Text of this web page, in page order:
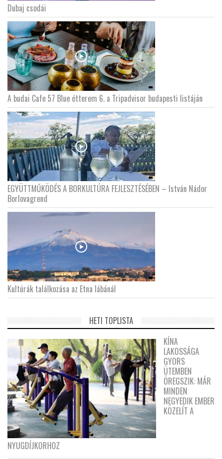
Dubaj csodái
A budai Cafe 57 Blue étterem 6. a Tripadvisor budapesti listáján
EGYÜTTMŰKÖDÉS A BORKULTÚRA FEJLESZTÉSÉBEN – István Nádor
Borlovagrend
Kultúrák találkozása az Etna lábánál
HETI TOPLISTA
KÍNA
LAKOSSÁGA
GYORS
ÜTEMBEN
ÖREGSZIK: MÁR
MINDEN
NEGYEDIK EMBER
KÖZELÍT A
NYUGDÍJKORHOZ